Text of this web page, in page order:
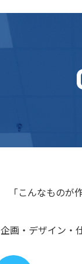
「こんなものが
企画・デザイン・